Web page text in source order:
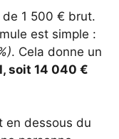
1 500 € brut.
est simple :
. Cela donne un
soit 14 040 €
en dessous du